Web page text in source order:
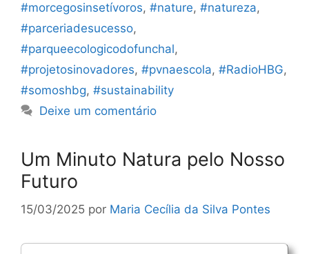
#morcegosinsetívoros, #nature, #natureza,
#parceriadesucesso,
#parqueecologicodofunchal,
#projetosinovadores, #pvnaescola, #RadioHBG,
#somoshbg, #sustainability
Deixe um comentário
Um Minuto Natura pelo Nosso
Futuro
15/03/2025 por Maria Cecília da Silva Pontes